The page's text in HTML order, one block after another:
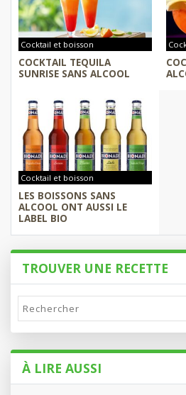
COCKTAIL TEQUILA
SUNRISE SANS ALCOOL
Cocktail et boisson
LES BOISSONS SANS
ALCOOL ONT AUSSI LE
LABEL BIO
Cocktail et boisson
TROUVER UNE RECETTE
Rechercher
sur
alcool.fr
À LIRE AUSSI